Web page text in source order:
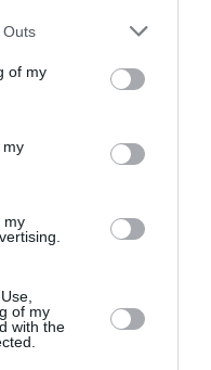
Outs
of my
my
my
of my
with the
composizione